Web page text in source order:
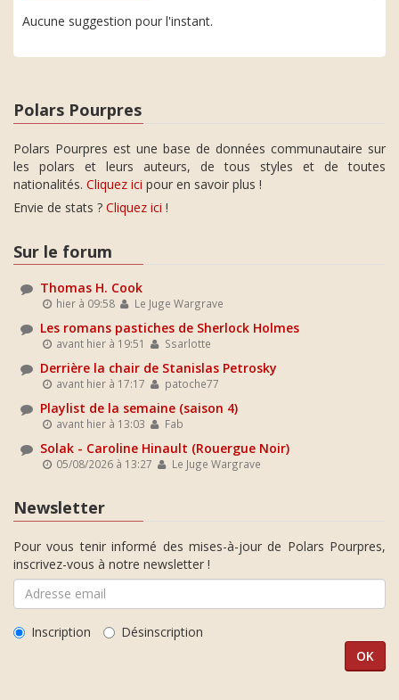
Aucune suggestion pour l'instant.
Polars Pourpres
Polars Pourpres est une base de données communautaire sur
les polars et leurs auteurs, de tous styles et de toutes
nationalités. Cliquez ici pour en savoir plus !
Envie de stats ? Cliquez ici !
Sur le forum
Thomas H. Cook
hier à 09:58 Le Juge Wargrave
Les romans pastiches de Sherlock Holmes
avant hier à 19:51 Ssarlotte
Derrière la chair de Stanislas Petrosky
avant hier à 17:17 patoche77
Playlist de la semaine (saison 4)
avant hier à 13:03 Fab
Solak - Caroline Hinault (Rouergue Noir)
05/08/2026 à 13:27 Le Juge Wargrave
Newsletter
Pour vous tenir informé des mises-à-jour de Polars Pourpres,
inscrivez-vous à notre newsletter !
Inscription Désinscription